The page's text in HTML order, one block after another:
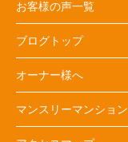
お客様の声一覧
ブログトップ
オーナー様へ
マンスリーマンション